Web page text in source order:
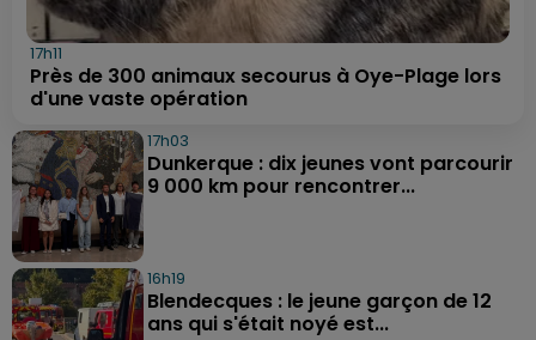
17h11
Près de 300 animaux secourus à Oye-Plage lors
d'une vaste opération
17h03
Dunkerque : dix jeunes vont parcourir
9 000 km pour rencontrer...
16h19
Blendecques : le jeune garçon de 12
ans qui s'était noyé est...